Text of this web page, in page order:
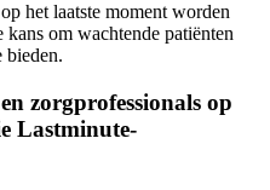
het laatste moment worden
om wachtende patiënten
bieden.
zorgprofessionals op
Lastminute-